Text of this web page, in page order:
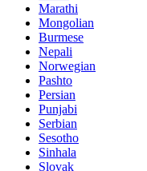
Marathi
Mongolian
Burmese
Nepali
Norwegian
Pashto
Persian
Punjabi
Serbian
Sesotho
Sinhala
Slovak